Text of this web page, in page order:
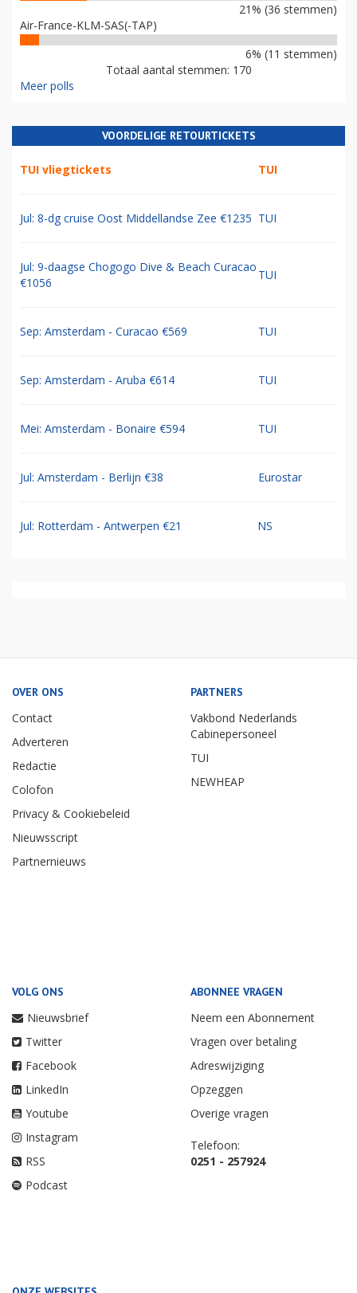
21% (36 stemmen)
Air-France-KLM-SAS(-TAP)
6% (11 stemmen)
Totaal aantal stemmen: 170
Meer polls
VOORDELIGE RETOURTICKETS
TUI vliegtickets TUI
Jul: 8-dg cruise Oost Middellandse Zee €1235 TUI
Jul: 9-daagse Chogogo Dive & Beach Curacao
€1056
TUI
Sep: Amsterdam - Curacao €569 TUI
Sep: Amsterdam - Aruba €614 TUI
Mei: Amsterdam - Bonaire €594 TUI
Jul: Amsterdam - Berlijn €38 Eurostar
Jul: Rotterdam - Antwerpen €21 NS
OVER ONS
Contact
Adverteren
Redactie
Colofon
Privacy & Cookiebeleid
Nieuwsscript
Partnernieuws
PARTNERS
Vakbond Nederlands
Cabinepersoneel
TUI
NEWHEAP
VOLG ONS
Nieuwsbrief
Twitter
Facebook
LinkedIn
Youtube
Instagram
RSS
Podcast
ABONNEE VRAGEN
Neem een Abonnement
Vragen over betaling
Adreswijziging
Opzeggen
Overige vragen
Telefoon:
0251 - 257924